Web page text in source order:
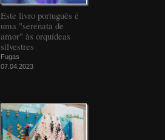
Este livro português é
uma "serenata de
amor" às orquídeas
silvestres
Fugas
07.04.2023